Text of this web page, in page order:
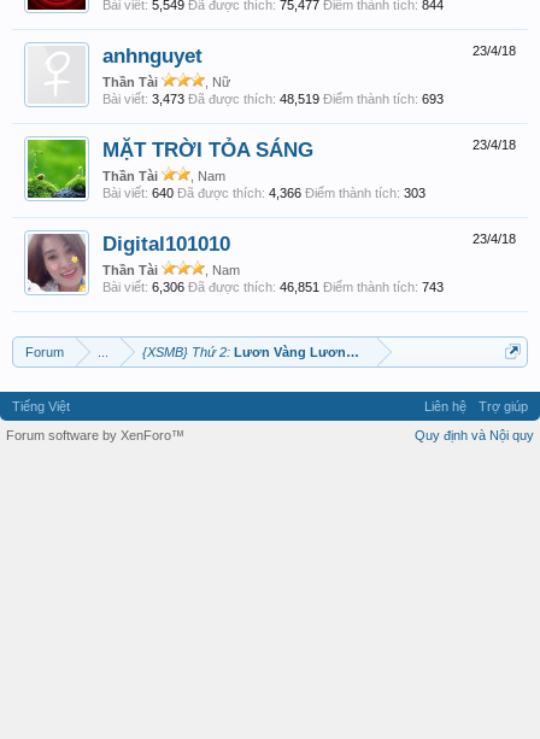
Bài viết: 5,549 Đã được thích: 75,477 Điểm thành tích: 844
23/4/18
anhnguyet
Thần Tài
, Nữ
Bài viết: 3,473 Đã được thích: 48,519 Điểm thành tích: 693
23/4/18
MẶT TRỜI TỎA SÁNG
Thần Tài
, Nam
Bài viết: 640 Đã được thích: 4,366 Điểm thành tích: 303
23/4/18
Digital101010
Thần Tài
, Nam
Bài viết: 6,306 Đã được thích: 46,851 Điểm thành tích: 743
Forum {XSMB} Thứ 2: Lươn Vàng Lương Bạc
Tiếng Việt Liên hệ
Trợ giúp
Quy định và Nội quy
Forum software by XenForo™